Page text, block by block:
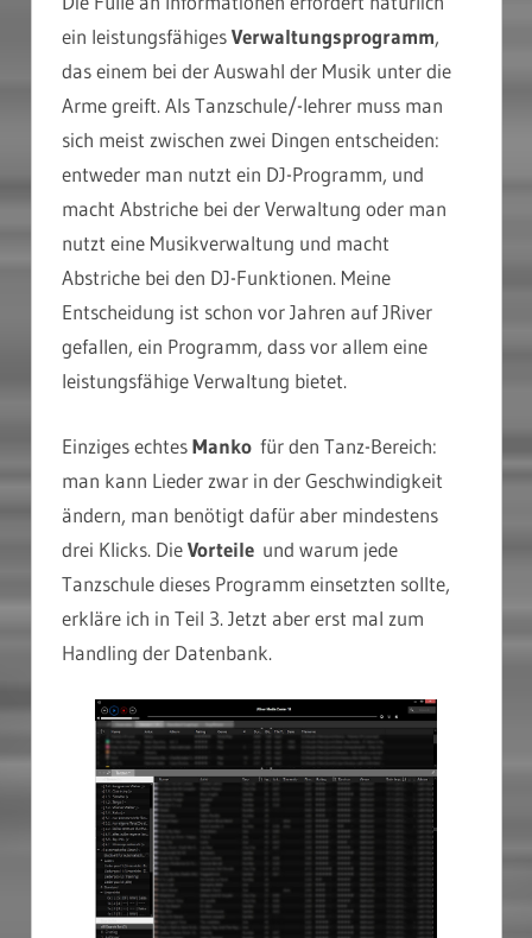
ein leistungsfähigesVerwaltungsprogramm,
das einem bei der Auswahl der Musik unter die
Arme greift. Als Tanzschule/-lehrer muss man
sich meist zwischen zwei Dingen entscheiden:
entweder man nutzt ein DJ-Programm, und
macht Abstriche bei der Verwaltung oder man
nutzt eine Musikverwaltung und macht
Abstriche bei den DJ-Funktionen. Meine
Entscheidung ist schon vor Jahren auf JRiver
gefallen, ein Programm, dass vor allem eine
leistungsfähige Verwaltung bietet.
Einziges echtesManko für den Tanz-Bereich:
man kann Lieder zwar in der Geschwindigkeit
ändern, man benötigt dafür aber mindestens
drei Klicks. DieVorteile und warum jede
Tanzschule dieses Programm einsetzten sollte,
erkläre ich in Teil 3. Jetzt aber erst mal zum
Handling der Datenbank.